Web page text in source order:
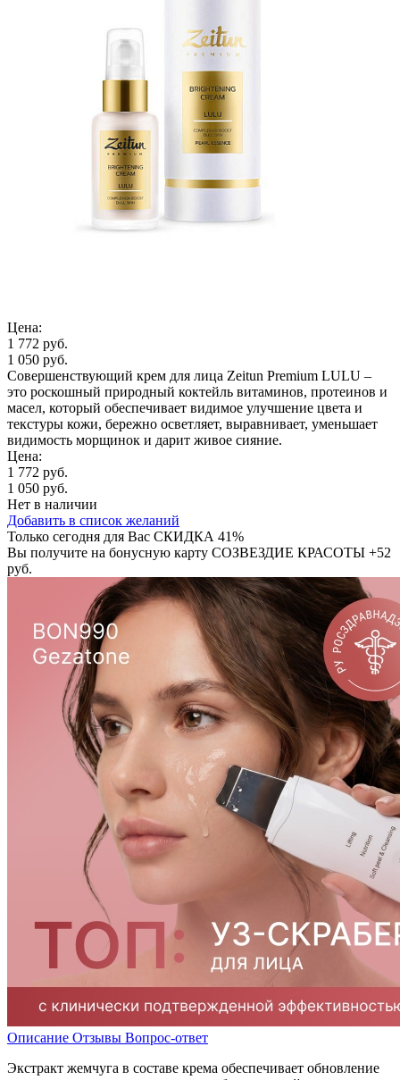
Цена:
1 772 руб.
1 050 руб.
Совершенствующий крем для лица Zeitun Premium LULU –
это роскошный природный коктейль витаминов, протеинов и
масел, который обеспечивает видимое улучшение цвета и
текстуры кожи, бережно осветляет, выравнивает, уменьшает
видимость морщинок и дарит живое сияние.
Цена:
1 772 руб.
1 050 руб.
Нет в наличии
Добавить в список желаний
Только сегодня для Вас СКИДКА 41%
Вы получите на бонусную карту СОЗВЕЗДИЕ КРАСОТЫ +52
руб.
Описание Отзывы Вопрос-ответ
Экстракт жемчуга в составе крема обеспечивает обновление